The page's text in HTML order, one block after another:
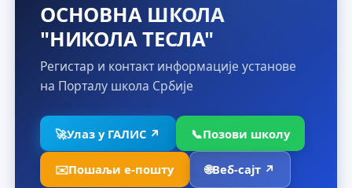
ОСНОВНА ШКОЛА
"НИКОЛА ТЕСЛА"
Регистар и контакт информације установе
на Порталу школа Србије
🚀Улаз у ГАЛИС ↗ 📞Позови школу
✉️Пошаљи е-пошту 🌐Веб-сајт ↗